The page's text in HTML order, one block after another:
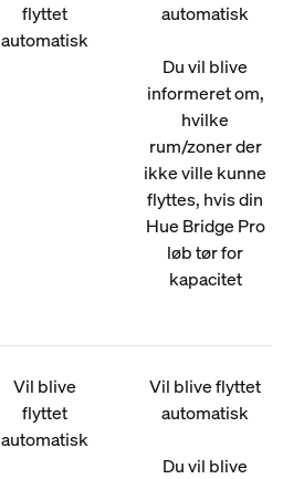
flyttet
automatisk
automatisk
Du vil blive
informeret om,
hvilke
rum/zoner der
ikke ville kunne
flyttes, hvis din
Hue Bridge Pro
løb tør for
kapacitet
Vil blive
flyttet
automatisk
Vil blive flyttet
automatisk
Du vil blive